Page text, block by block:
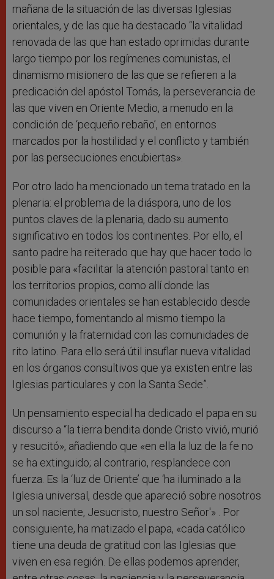
mañana de la situación de las diversas Iglesias
orientales, y de las que ha destacado “la vitalidad
renovada de las que han estado oprimidas durante
largo tiempo por los regímenes comunistas, el
dinamismo misionero de las que se refieren a la
predicación del apóstol Tomás, la perseverancia de
las que viven en Oriente Medio, a menudo en la
condición de ‘pequeño rebaño’, en entornos
marcados por la hostilidad y el conflicto y también
por las persecuciones encubiertas».
Por otro lado ha mencionado un tema tratado en la
plenaria: el problema de la diáspora, uno de los
puntos claves de la plenaria, dado su aumento
significativo en todos los continentes. Por ello, el
santo padre ha reiterado que hay que hacer todo lo
posible para «facilitar la atención pastoral tanto en
los territorios propios, como allí donde las
comunidades orientales se han establecido desde
hace tiempo, fomentando al mismo tiempo la
comunión y la fraternidad con las comunidades de
rito latino. Para ello será útil insuflar nueva vitalidad
en los órganos consultivos que ya existen entre las
Iglesias particulares y con la Santa Sede”.
Un pensamiento especial ha dedicado el papa en su
discurso a “la tierra bendita donde Cristo vivió, murió
y resucitó», añadiendo que «en ella la luz de la fe no
se ha extinguido; al contrario, resplandece con
fuerza. Es la ‘luz de Oriente’ que ‘ha iluminado a la
Iglesia universal, desde que apareció sobre nosotros
un sol naciente, Jesucristo, nuestro Señor'» . Por
consiguiente, ha matizado el papa, «cada católico
tiene una deuda de gratitud con las Iglesias que
viven en esa región. De ellas podemos aprender,